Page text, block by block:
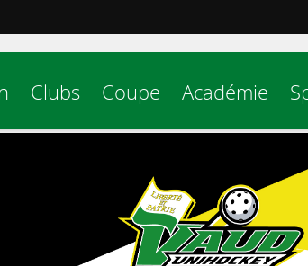
Clubs Coupe Académie